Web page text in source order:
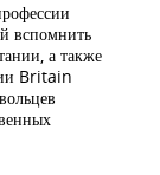
вспомнить
а также
Britain